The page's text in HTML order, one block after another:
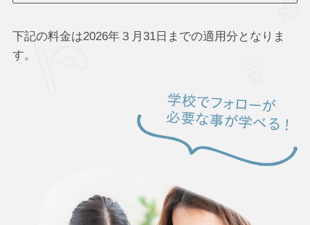
下記の料金は2026年３月31日までの適用分となりま
す。